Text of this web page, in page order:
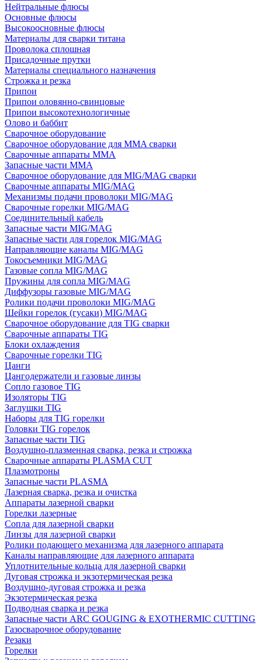
Нейтральные флюсы
Основные флюсы
Высокоосновные флюсы
Материалы для сварки титана
Проволока сплошная
Присадочные прутки
Материалы специального назначения
Строжка и резка
Припои
Припои оловянно-свинцовые
Припои высокотехнологичные
Олово и баббит
Сварочное оборудование
Сварочное оборудование для MMA сварки
Сварочные аппараты MMA
Запасные части MMA
Сварочное оборудование для MIG/MAG сварки
Сварочные аппараты MIG/MAG
Механизмы подачи проволоки MIG/MAG
Сварочные горелки MIG/MAG
Соединительный кабель
Запасные части MIG/MAG
Запасные части для горелок MIG/MAG
Направляющие каналы MIG/MAG
Токосъемники MIG/MAG
Газовые сопла MIG/MAG
Пружины для сопла MIG/MAG
Диффузоры газовые MIG/MAG
Ролики подачи проволоки MIG/MAG
Шейки горелок (гусаки) MIG/MAG
Сварочное оборудование для TIG сварки
Сварочные аппараты TIG
Блоки охлаждения
Сварочные горелки TIG
Цанги
Цангодержатели и газовые линзы
Сопло газовое TIG
Изоляторы TIG
Заглушки TIG
Наборы для TIG горелки
Головки TIG горелок
Запасные части TIG
Воздушно-плазменная сварка, резка и строжка
Сварочные аппараты PLASMA CUT
Плазмотроны
Запасные части PLASMA
Лазерная сварка, резка и очистка
Аппараты лазерной сварки
Горелки лазерные
Сопла для лазерной сварки
Линзы для лазерной сварки
Ролики подающего механизма для лазерного аппарата
Каналы направляющие для лазерного аппарата
Уплотнительные кольца для лазерной сварки
Дуговая строжка и экзотермическая резка
Воздушно-дуговая строжка и резка
Экзотермическая резка
Подводная сварка и резка
Запасные части ARC GOUGING & EXOTHERMIC CUTTING
Газосварочное оборудование
Резаки
Горелки